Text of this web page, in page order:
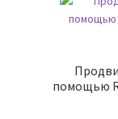
помощью